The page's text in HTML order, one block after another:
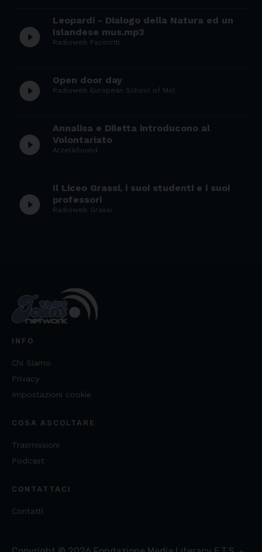
play_circle_filled
Leopardi - Dialogo della Natura ed un
Islandese mus.mp3
Radioweb Pacinotti
play_circle_filled Open door day
Radioweb European School of Mol
play_circle_filled
Annalisa e Diletta introducono al
Volontariato
ArzelàSound
play_circle_filled
Il Liceo Grassi, i suoi studenti e i suoi
professori
Radioweb Grassi
INFO
Chi Siamo
Privacy
Impostazioni cookie
COSA ASCOLTARE
Trasmissioni
Podcast
CONTATTACI
Contatti